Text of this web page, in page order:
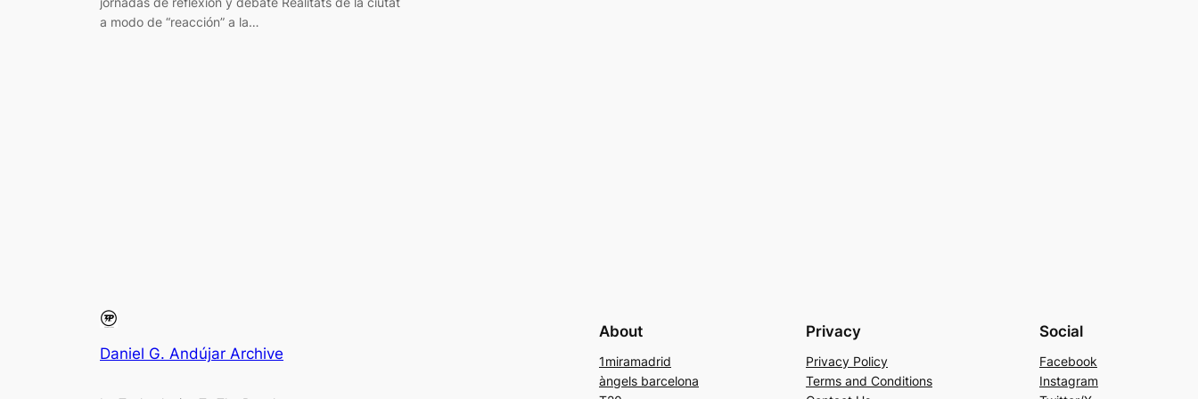
a modo de “reacción” a la…
Daniel G. Andújar Archive
About
1miramadrid
àngels barcelona
Privacy
Privacy Policy
Terms and Conditions
Social
Facebook
Instagram